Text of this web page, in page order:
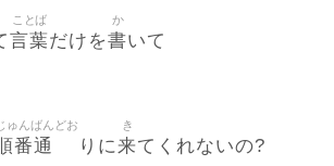
言葉
ことば
だけを書
か
いて
番通
ゅんばんどお
りに来
き
てくれないの?